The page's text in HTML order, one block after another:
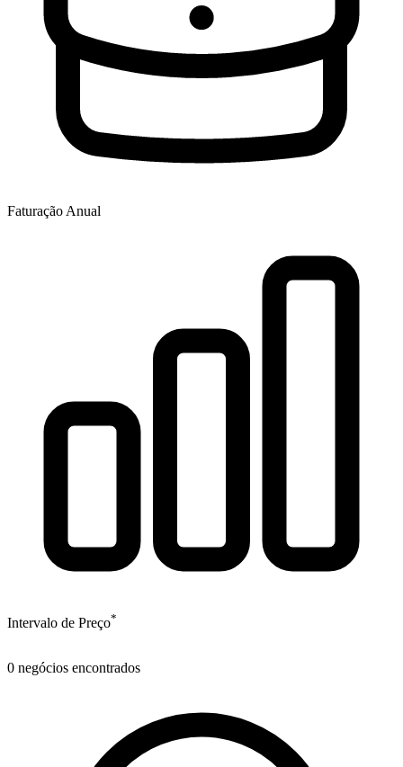
Faturação Anual
Intervalo de Preço*
0 negócios encontrados